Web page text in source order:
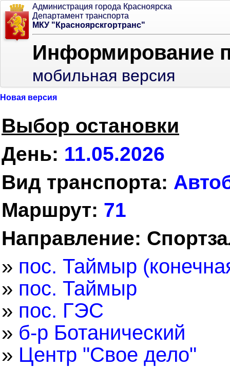
Администрация города Красноярска
Департамент транспорта
МКУ "Красноярскгортранс"
Информирование
мобильная версия
Новая версия
Выбор остановки
День: 11.05.2026
Вид транспорта:
Маршрут: 71
Направление:
» пос. Таймыр
» пос. Таймыр
» пос. ГЭС
» б-р Ботанический
» Центр "Свое дело"